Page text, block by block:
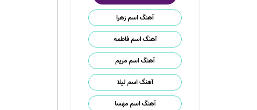
آهنگ اسم زهرا
آهنگ اسم فاطمه
آهنگ اسم مریم
آهنگ اسم لیلا
آهنگ اسم مهسا